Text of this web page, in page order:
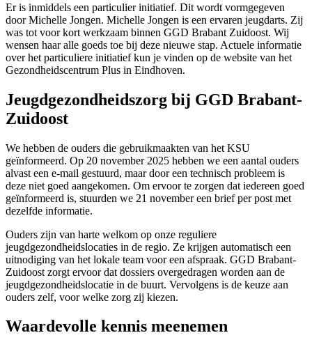
Er is inmiddels een particulier initiatief. Dit wordt vormgegeven
door Michelle Jongen. Michelle Jongen is een ervaren jeugdarts. Zij
was tot voor kort werkzaam binnen GGD Brabant Zuidoost. Wij
wensen haar alle goeds toe bij deze nieuwe stap. Actuele informatie
over het particuliere initiatief kun je vinden op de website van het
Gezondheidscentrum Plus in Eindhoven.
Jeugdgezondheidszorg bij GGD Brabant-
Zuidoost
We hebben de ouders die gebruikmaakten van het KSU
geïnformeerd. Op 20 november 2025 hebben we een aantal ouders
alvast een e-mail gestuurd, maar door een technisch probleem is
deze niet goed aangekomen. Om ervoor te zorgen dat iedereen goed
geïnformeerd is, stuurden we 21 november een brief per post met
dezelfde informatie.
Ouders zijn van harte welkom op onze reguliere
jeugdgezondheidslocaties in de regio. Ze krijgen automatisch een
uitnodiging van het lokale team voor een afspraak. GGD Brabant-
Zuidoost zorgt ervoor dat dossiers overgedragen worden aan de
jeugdgezondheidslocatie in de buurt. Vervolgens is de keuze aan
ouders zelf, voor welke zorg zij kiezen.
Waardevolle kennis meenemen